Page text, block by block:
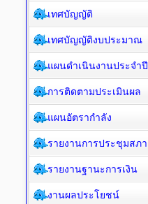
เทศบัญญัติ
เทศบัญญัติงบประมาณ
แผนดำเนินงานประจำปี
การติดตามประเมินผล
แผนอัตรากำลัง
รายงานการประชุมสภา
รายงานฐานะการเงิน
งานผลประโยชน์